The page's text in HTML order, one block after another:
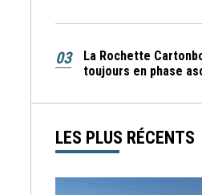
03
La Rochette
toujours en phase
LES PLUS RÉCENTS